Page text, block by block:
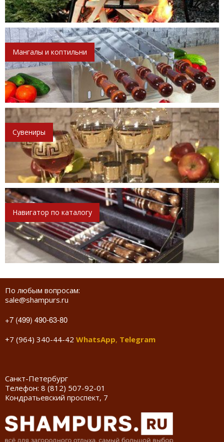
Мангалы и коптильни
Сувениры
Навигатор по каталогу
По любым вопросам:
sale@shampurs.ru
+7 (499) 490-63-80
+7 (964) 340-44-42 WhatsApp, Telegram
Санкт-Петербург
Телефон: 8 (812) 507-92-01
Кондратьевский проспект, 7